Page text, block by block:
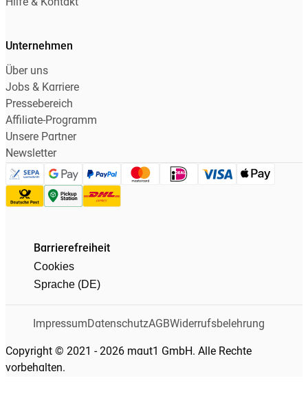
Hilfe & Kontakt
Unternehmen
Über uns
Jobs & Karriere
Pressebereich
Affiliate-Programm
Unsere Partner
Newsletter
Barrierefreiheit
Cookies
Sprache (DE)
Copyright © 2021 - 2026 maut1 GmbH. Alle Rechte
vorbehalten.
ImpressumDatenschutzAGBWiderrufsbelehrung